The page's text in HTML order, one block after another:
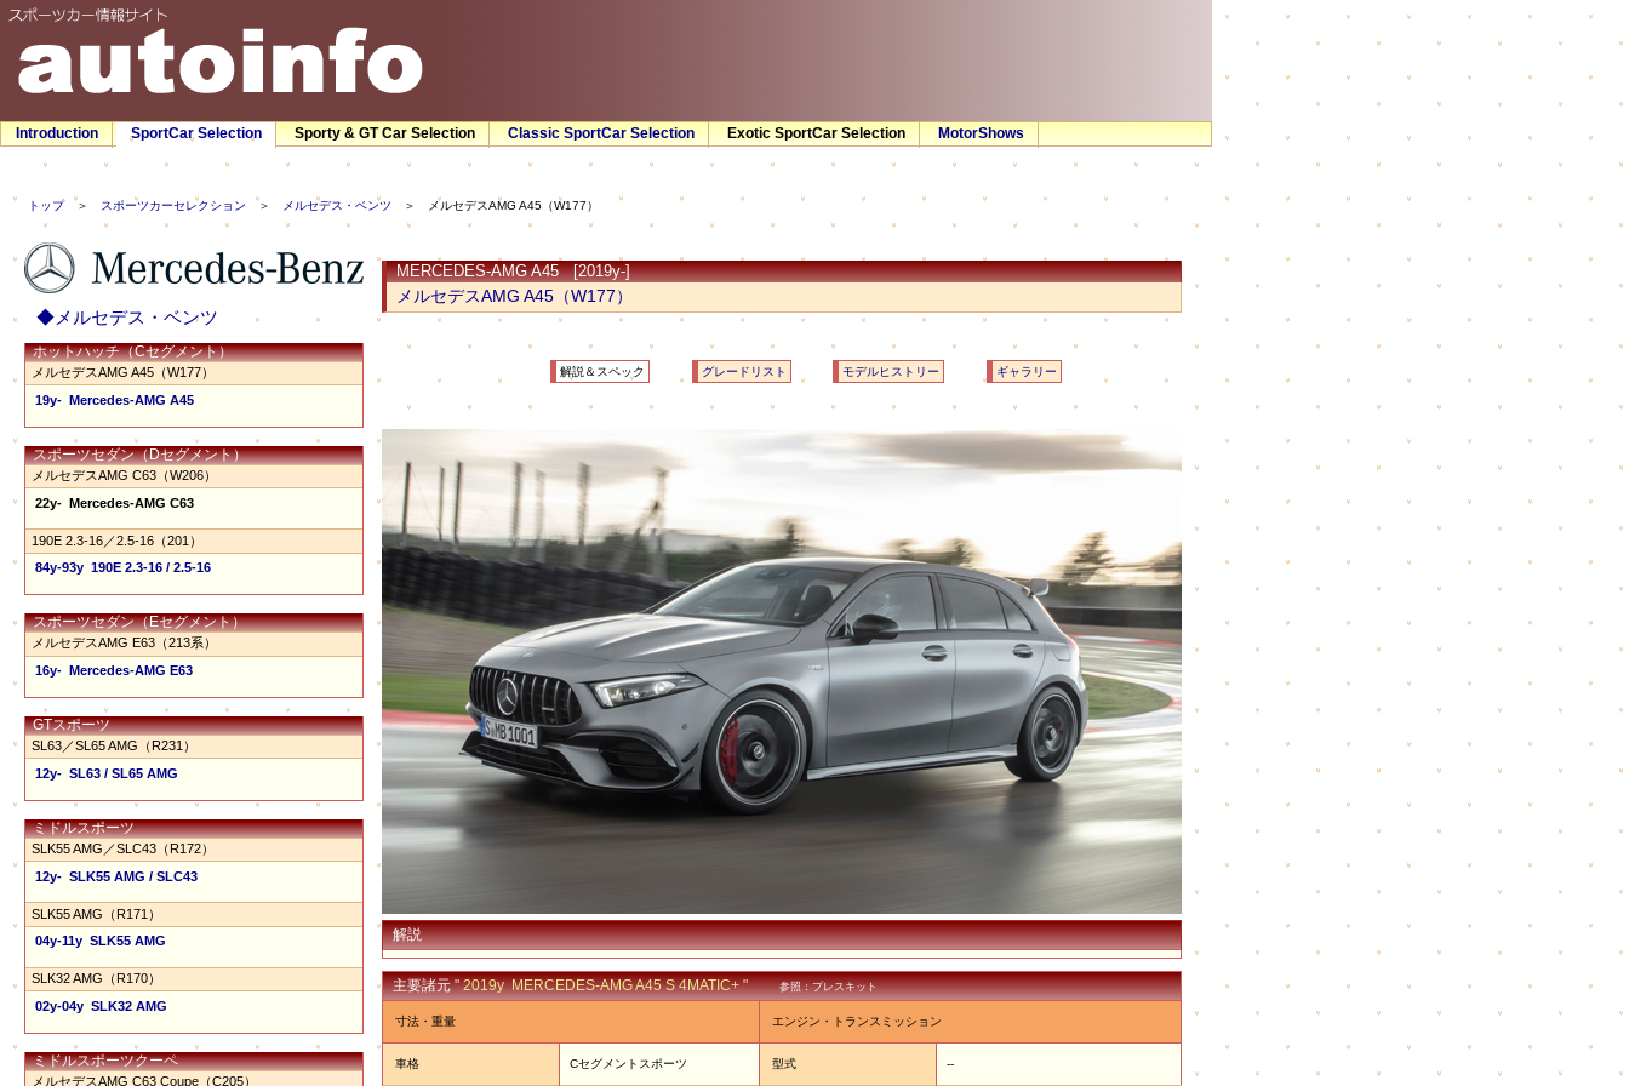
Introduction SportCar Selection Sporty & GT Car Selection Classic SportCar Selection Exotic SportCar Selection MotorShows
◆メルセデス・ベンツ
ホットハッチ（Cセグメント）
メルセデスAMG A45（W177）
19y- Mercedes-AMG A45
スポーツセダン（Dセグメント）
メルセデスAMG C63（W206）
22y- Mercedes-AMG C63
190E 2.3-16／2.5-16（201）
84y-93y 190E 2.3-16 / 2.5-16
スポーツセダン（Eセグメント）
メルセデスAMG E63（213系）
16y- Mercedes-AMG E63
GTスポーツ
SL63／SL65 AMG（R231）
12y- SL63 / SL65 AMG
ミドルスポーツ
SLK55 AMG／SLC43（R172）
12y- SLK55 AMG / SLC43
SLK55 AMG（R171）
04y-11y SLK55 AMG
SLK32 AMG（R170）
02y-04y SLK32 AMG
ミドルスポーツクーペ
メルセデスAMG C63 Coupe（C205）
トップ＞ スポーツカーセレクション ＞ メルセデス・ベンツ ＞ メルセデスAMG A45（W177）
MERCEDES-AMG A45 [2019y-]
メルセデスAMG A45（W177）
解説＆スペック グレードリスト モデルヒストリー ギャラリー
解説
主要諸元" 2019y MERCEDES-AMG A45 S 4MATIC+ " 参照：プレスキット
寸法・重量 エンジン・トランスミッション
車格 Cセグメントスポーツ 型式 --